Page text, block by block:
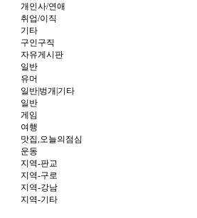
개인사/연애
취업/이직
기타
구인구직
자유게시판
일반
유머
일반|벙개|기타
일반
게임
여행
맛집,오늘의점심
운동
지역-판교
지역-구로
지역-강남
지역-기타